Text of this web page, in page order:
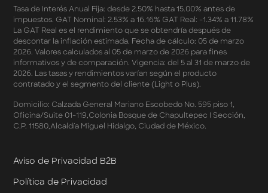
Términos y Condiciones - Apartados - Tasas
Preferentes Febrero 2026
Términos y Condiciones - Programa de Cashback
AWIN
Pago de Servicios a MSI – Supermercados Enero -
Marzo 2026
Términos y Condiciones - Meses Sin Intereses y SplitK
Cashback
Términos y Condiciones Aplicables a la Tarjeta de
Apartados
Mastercard
Tasa de Interés Anual Fija: desde 2.50% hasta 15.00% antes de
impuestos. GAT Nominal: 2.53% a 16.16% GAT Real: -1.34% a 11.78%
La GAT Real es el rendimiento que se obtendría después de
descontar la inflación estimada. Fecha de cálculo: 05 de marzo
2026. Valores calculados al 05 de marzo de 2026 para fines
informativos y de comparación. Vigencia: del 5 al 31 de marzo de
2026. Las tasas y rendimientos varían según el producto
contratado y el segmento del cliente (Light o Plus).
Domicilio: Calzada General Mariano Escobedo No. 595 piso 1,
Oficina/Suite 01-119,Colonia Bosque de Chapultepec I Sección,
C.P. 11580,Alcaldía Miguel Hidalgo, Ciudad de México.
Aviso de Privacidad B2B
Política de Privacidad